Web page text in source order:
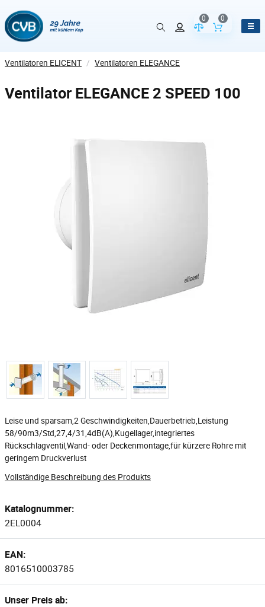
Vergleich der
0
Inhalt des
0
Ventilatoren ELICENT / Ventilatoren ELEGANCE
Ventilator ELEGANCE 2 SPEED 100
Leise und sparsam,2 Geschwindigkeiten,Dauerbetrieb,Leistung
58/90m3/Std,27,4/31,4dB(A),Kugellager,integriertes
Rückschlagventil,Wand- oder Deckenmontage,für kürzere Rohre mit
geringem Druckverlust
Vollständige Beschreibung des Produkts
Katalognummer:
2EL0004
EAN:
8016510003785
Unser Preis ab: